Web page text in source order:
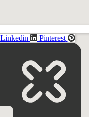
Linkedin Pinterest